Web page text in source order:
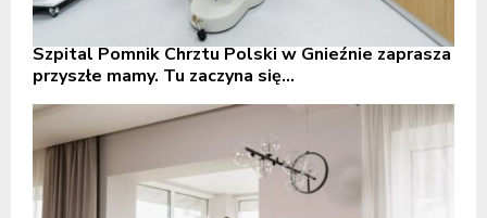
Szpital Pomnik Chrztu Polski w Gnieźnie zaprasza
przyszłe mamy. Tu zaczyna się...